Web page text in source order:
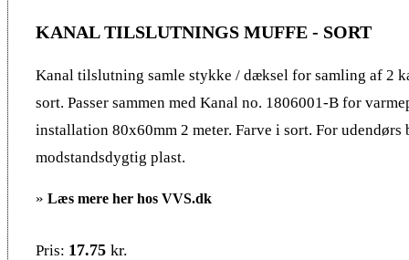
KANAL TILSLUTNINGS MUFFE - SORT
Kanal tilslutning samle stykke / dæksel for samling af 2
sort. Passer sammen med Kanal no. 1806001-B for
installation 80x60mm 2 meter. Farve i sort. For udendørs
modstandsdygtig plast.
» Læs mere her hos VVS.dk
Pris: 17.75 kr.